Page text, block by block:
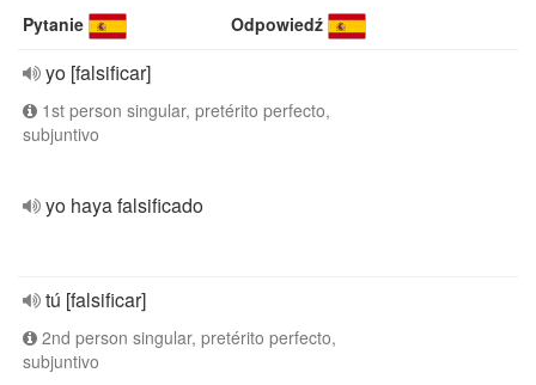
Pytanie Odpowiedź
yo [falsificar]
1st person singular, pretérito perfecto,
subjuntivo
yo haya falsificado
tú [falsificar]
2nd person singular, pretérito perfecto,
subjuntivo